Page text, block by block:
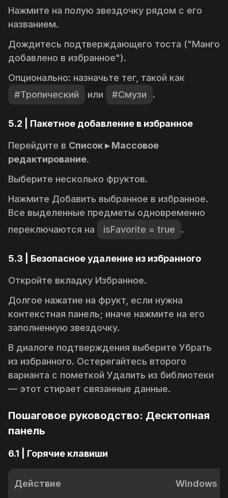
Нажмите на полую звездочку рядом с его
названием.
Дождитесь подтверждающего тоста ("Манго
добавлено в избранное").
Опционально: назначьте тег, такой как
#Тропический
или #Смузи .
5.2 | Пакетное добавление в избранное
Перейдите в Список ▸ Массовое
редактирование.
Выберите несколько фруктов.
Нажмите Добавить выбранное в избранное.
Все выделенные предметы одновременно
переключаются на
isFavorite = true .
5.3 | Безопасное удаление из избранного
Откройте вкладку Избранное.
Долгое нажатие на фрукт, если нужна
контекстная панель; иначе нажмите на его
заполненную звездочку.
В диалоге подтверждения выберите Убрать
из избранного. Остерегайтесь второго
варианта с пометкой Удалить из библиотеки
— этот стирает связанные данные.
Пошаговое руководство: Десктопная
панель
6.1 | Горячие клавиши
Действие Windows